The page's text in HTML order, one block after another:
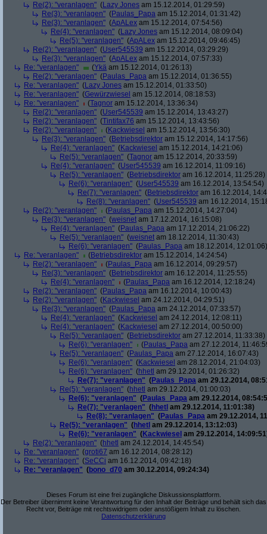
Re(2): "veranlagen" (Lazy Jones am 15.12.2014, 01:29:59)
Re(3): "veranlagen" (Paulas_Papa am 15.12.2014, 01:31:42)
Re(3): "veranlagen" (ApALex am 15.12.2014, 07:54:56)
Re(4): "veranlagen" (Lazy Jones am 15.12.2014, 08:09:04)
Re(5): "veranlagen" (ApALex am 15.12.2014, 09:46:45)
Re(2): "veranlagen" (User545539 am 15.12.2014, 03:29:29)
Re(3): "veranlagen" (ApALex am 15.12.2014, 07:57:33)
Re: "veranlagen"
(Ykä am 15.12.2014, 01:26:13)
Re(2): "veranlagen" (Paulas_Papa am 15.12.2014, 01:36:55)
Re: "veranlagen" (Lazy Jones am 15.12.2014, 01:33:50)
Re: "veranlagen" (Gewürzwiesel am 15.12.2014, 08:18:53)
Re: "veranlagen"
(Tagnor am 15.12.2014, 13:36:34)
Re(2): "veranlagen" (User545539 am 15.12.2014, 13:43:27)
Re(2): "veranlagen" (Tintifax76 am 15.12.2014, 13:43:56)
Re(2): "veranlagen"
(Kackwiesel am 15.12.2014, 13:56:30)
Re(3): "veranlagen" (Betriebsdirektor am 15.12.2014, 14:17:56)
Re(4): "veranlagen" (Kackwiesel am 15.12.2014, 14:21:06)
Re(5): "veranlagen" (Tagnor am 15.12.2014, 20:33:59)
Re(4): "veranlagen" (User545539 am 16.12.2014, 11:09:16)
Re(5): "veranlagen" (Betriebsdirektor am 16.12.2014, 11:25:28)
Re(6): "veranlagen" (User545539 am 16.12.2014, 13:54:54)
Re(7): "veranlagen" (Betriebsdirektor am 16.12.2014,
Re(8): "veranlagen" (User545539 am 16.12.2014,
Re(2): "veranlagen"
(Paulas_Papa am 15.12.2014, 14:27:04)
Re(3): "veranlagen" (weisnet am 17.12.2014, 16:15:08)
Re(4): "veranlagen" (Paulas_Papa am 17.12.2014, 21:06:22)
Re(5): "veranlagen" (weisnet am 18.12.2014, 11:30:43)
Re(6): "veranlagen" (Paulas_Papa am 18.12.2014, 12:01:06)
Re: "veranlagen"
(Betriebsdirektor am 15.12.2014, 14:24:54)
Re(2): "veranlagen"
(Paulas_Papa am 16.12.2014, 09:29:57)
Re(3): "veranlagen" (Betriebsdirektor am 16.12.2014, 11:25:55)
Re(4): "veranlagen"
(Paulas_Papa am 16.12.2014, 12:18:24)
Re(2): "veranlagen" (Paulas_Papa am 16.12.2014, 10:00:43)
Re(2): "veranlagen" (Kackwiesel am 24.12.2014, 04:29:51)
Re(3): "veranlagen" (Paulas_Papa am 24.12.2014, 07:33:57)
Re(4): "veranlagen" (Kackwiesel am 24.12.2014, 12:08:11)
Re(4): "veranlagen" (Kackwiesel am 27.12.2014, 00:50:00)
Re(5): "veranlagen" (Betriebsdirektor am 27.12.2014, 11:33:38)
Re(6): "veranlagen"
(Paulas_Papa am 27.12.2014,
Re(5): "veranlagen" (Paulas_Papa am 27.12.2014, 16:07:43)
Re(6): "veranlagen" (Kackwiesel am 28.12.2014, 21:04:03)
Re(6): "veranlagen" (hhetl am 29.12.2014, 01:26:32)
Re(7): "veranlagen" (Paulas_Papa am 29.12.2014,
Re(5): "veranlagen" (hhetl am 29.12.2014, 01:00:03)
Re(6): "veranlagen" (Paulas_Papa am 29.12.2014,
Re(7): "veranlagen" (hhetl am 29.12.2014, 11:01:38)
Re(8): "veranlagen" (Paulas_Papa am 29.12.2014,
Re(5): "veranlagen" (hhetl am 29.12.2014, 13:12:03)
Re(6): "veranlagen" (Kackwiesel am 29.12.2014,
Re(2): "veranlagen" (hhetl am 24.12.2014, 14:45:54)
Re: "veranlagen" (groti67 am 16.12.2014, 08:28:12)
Re: "veranlagen" (SeCCi am 16.12.2014, 09:42:18)
Re: "veranlagen" (bono_d70 am 30.12.2014, 09:24:34)
Dieses Forum ist eine frei zugängliche Diskussionsplattform.
Der Betreiber übernimmt keine Verantwortung für den Inhalt der Beiträge und behält sich das
Recht vor, Beiträge mit rechtswidrigem oder anstößigem Inhalt zu löschen.
Datenschutzerklärung